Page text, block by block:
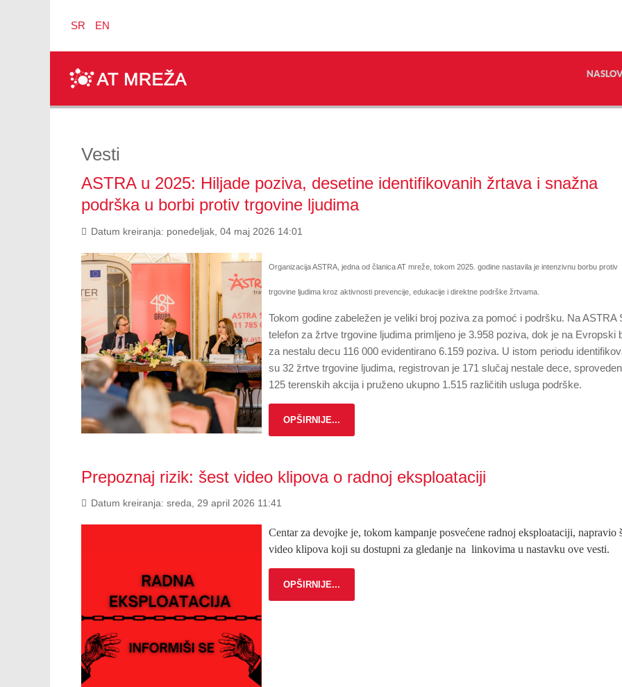
SR EN
Vesti
ASTRA u 2025: Hiljade poziva, desetine identifikovanih žrtava i snažna
podrška u borbi protiv trgovine ljudima
Datum kreiranja: ponedeljak, 04 maj 2026 14:01
Organizacija ASTRA, jedna od članica AT mreže, tokom 2025. godine nastavila je intenzivnu borbu protiv
trgovine ljudima kroz aktivnosti prevencije, edukacije i direktne podrške žrtvama.
Tokom godine zabeležen je veliki broj poziva za pomoć i podršku. Na ASTRA
telefon za žrtve trgovine ljudima primljeno je 3.958 poziva, dok je na Evropski
za nestalu decu 116 000 evidentirano 6.159 poziva. U istom periodu
su 32 žrtve trgovine ljudima, registrovan je 171 slučaj nestale dece,
125 terenskih akcija i pruženo ukupno 1.515 različitih usluga podrške.
OPŠIRNIJE...
Prepoznaj rizik: šest video klipova o radnoj eksploataciji
Datum kreiranja: sreda, 29 april 2026 11:41
Centar za devojke je, tokom kampanje posvećene radnoj eksploataciji, napravio
video klipova koji su dostupni za gledanje na linkovima u nastavku ove vesti.
OPŠIRNIJE...